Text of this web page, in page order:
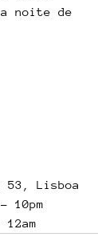
noite de
53, Lisboa
10pm